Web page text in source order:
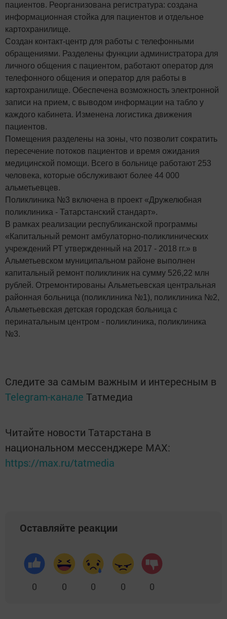
пациентов. Реорганизована регистратура: создана
информационная стойка для пациентов и отдельное
картохранилище.
Создан контакт-центр для работы с телефонными
обращениями. Разделены функции администратора для
личного общения с пациентом, работают оператор для
телефонного общения и оператор для работы в
картохранилище. Обеспечена возможность электронной
записи на прием, с выводом информации на табло у
каждого кабинета. Изменена логистика движения
пациентов.
Помещения разделены на зоны, что позволит сократить
пересечение потоков пациентов и время ожидания
медицинской помощи. Всего в больнице работают 253
человека, которые обслуживают более 44 000
альметьевцев.
Поликлиника №3 включена в проект «Дружелюбная
поликлиника - Татарстанский стандарт».
В рамках реализации республиканской программы
«Капитальный ремонт амбулаторно-поликлинических
учреждений РТ утвержденный на 2017 - 2018 гг.» в
Альметьевском муниципальном районе выполнен
капитальный ремонт поликлиник на сумму 526,22 млн
рублей. Отремонтированы Альметьевская центральная
районная больница (поликлиника №1), поликлиника №2,
Альметьевская детская городская больница с
перинатальным центром - поликлиника, поликлиника
№3.
Следите за самым важным и интересным в
Telegram-канале Татмедиа
Читайте новости Татарстана в
национальном мессенджере MАХ:
https://max.ru/tatmedia
Оставляйте реакции
0 0 0 0 0